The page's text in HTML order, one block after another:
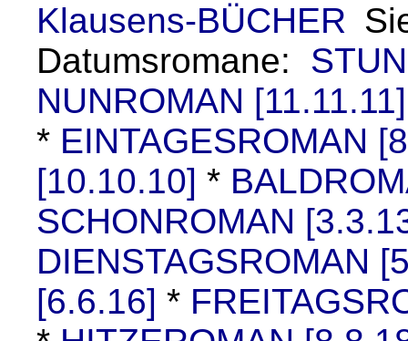
Klausens-BÜCHER
Datumsromane:
NUNROMAN [11.11.11]
* EINTAGESROMAN
[10.10.10] *
SCHONROMAN
DIENSTAGSROMAN
[6.6.16] *